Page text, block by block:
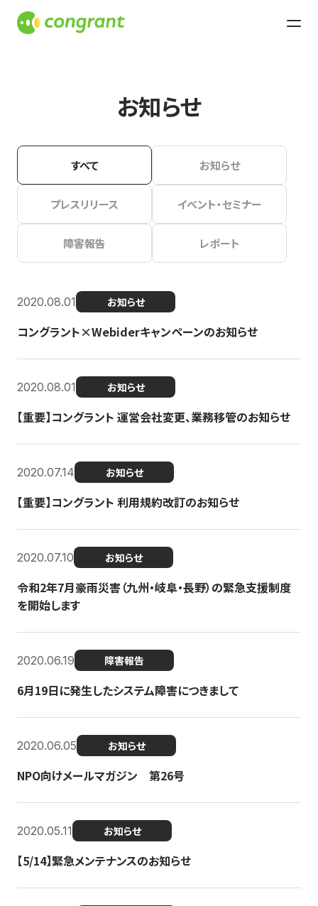
お知らせ
すべて お知らせ
プレスリリース イベント・セミナー
障害報告 レポート
2020.08.01 お知らせ
コングラント×Webiderキャンペーンのお知らせ
2020.08.01 お知らせ
【重要】コングラント 運営会社変更、業務移管のお知らせ
2020.07.14 お知らせ
【重要】コングラント 利用規約改訂のお知らせ
2020.07.10 お知らせ
令和2年7月豪雨災害（九州・岐阜・長野）の緊急支援制度
を開始します
2020.06.19 障害報告
6月19日に発生したシステム障害につきまして
2020.06.05 お知らせ
NPO向けメールマガジン 第26号
2020.05.11 お知らせ
【5/14】緊急メンテナンスのお知らせ